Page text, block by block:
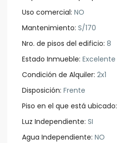
Uso comercial: NO
Mantenimiento: S/170
Nro. de pisos del edificio: 8
Estado Inmueble: Excelente
Condición de Alquiler: 2x1
Disposición: Frente
Piso en el que está ubicado:
Luz Independiente: SI
Agua Independiente: NO